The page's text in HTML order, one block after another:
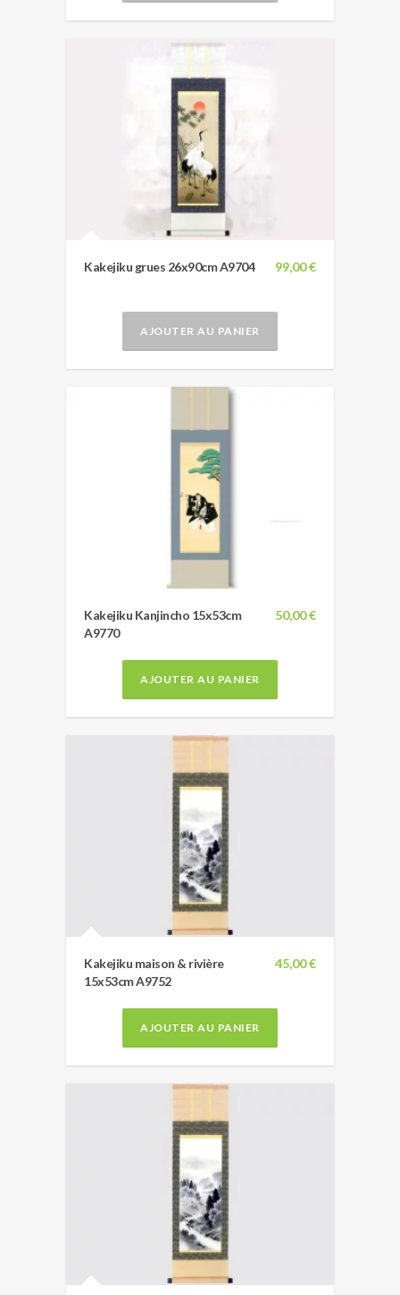
99,00 €
Kakejiku grues 26x90cm A9704
AJOUTER AU PANIER
50,00 €
Kakejiku Kanjincho 15x53cm
A9770
AJOUTER AU PANIER
45,00 €
Kakejiku maison & rivière
15x53cm A9752
AJOUTER AU PANIER